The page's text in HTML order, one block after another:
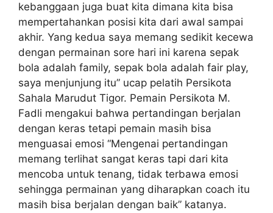
kebanggaan juga buat kita dimana kita bisa
mempertahankan posisi kita dari awal sampai
akhir. Yang kedua saya memang sedikit kecewa
dengan permainan sore hari ini karena sepak
bola adalah family, sepak bola adalah fair play,
saya menjunjung itu” ucap pelatih Persikota
Sahala Marudut Tigor. Pemain Persikota M.
Fadli mengakui bahwa pertandingan berjalan
dengan keras tetapi pemain masih bisa
menguasai emosi “Mengenai pertandingan
memang terlihat sangat keras tapi dari kita
mencoba untuk tenang, tidak terbawa emosi
sehingga permainan yang diharapkan coach itu
masih bisa berjalan dengan baik” katanya.